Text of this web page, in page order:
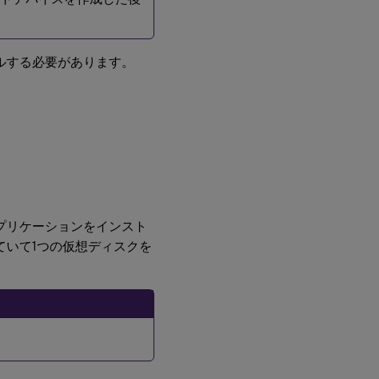
る必要があります。
ケーションをインスト
て1つの仮想ディスクを